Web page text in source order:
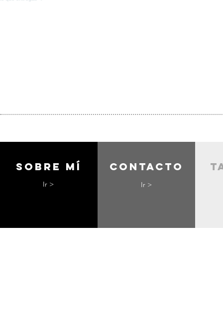
Sobre mí
Ir >
contacto
Ir >